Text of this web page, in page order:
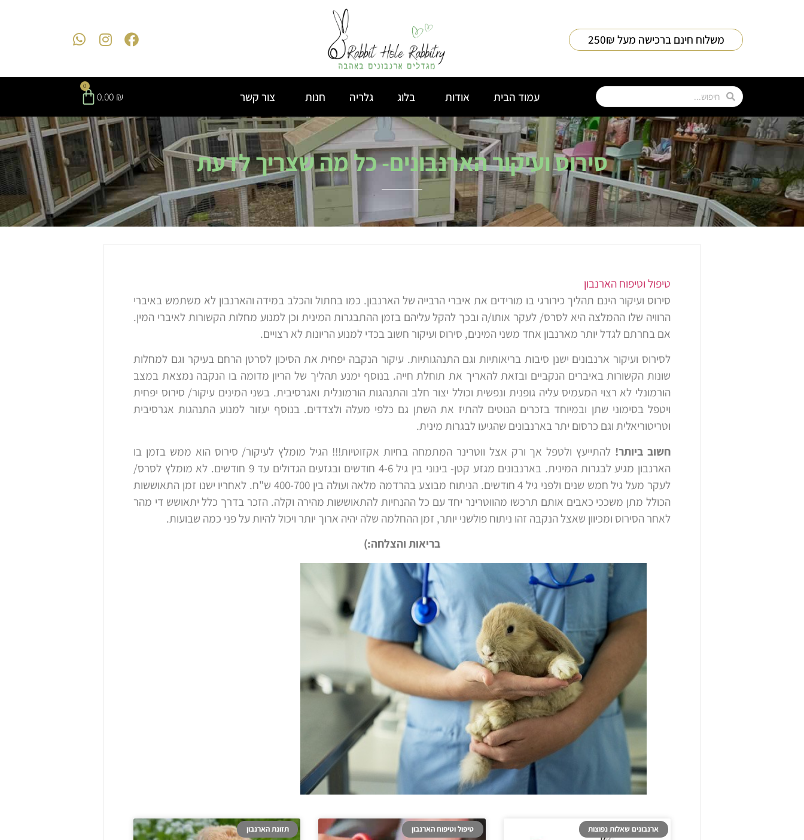
משלוח חינם ברכישה מעל 250₪
עמוד הבית אודות בלוג גלריה חנות צור קשר 0.00 ₪
0
סירוס ועיקור הארנבונים- כל מה שצריך לדעת
טיפול וטיפוח הארנבון
סירוס ועיקור הינם תהליך כירורגי בו מורידים את איברי הרבייה של הארנבון. כמו בחתול והכלב במידה והארנבון לא משתמש באיברי
הרוויה שלו ההמלצה היא לסרס/ לעקר אותו/ה ובכך להקל עליהם בזמן ההתבגרות המינית וכן למנוע מחלות הקשורות לאיברי המין.
אם בחרתם לגדל יותר מארנבון אחד משני המינים, סירוס ועיקור חשוב בכדי למנוע הריונות לא רצויים.
לסירוס ועיקור ארנבונים ישנן סיבות בריאותיות וגם התנהגותיות. עיקור הנקבה יפחית את הסיכון לסרטן הרחם בעיקר וגם למחלות
שונות הקשורות באיברים הנקביים ובזאת להאריך את תוחלת חייה. בנוסף ימנע תהליך של הריון מדומה בו הנקבה נמצאת במצב
הורמונלי לא רצוי המעמיס עליה גופנית ונפשית וכולל יצור חלב והתנהגות הורמונלית ואגרסיבית. בשני המינים עיקור/ סירוס יפחית
ויטפל בסימוני שתן ובמיוחד בזכרים הנוטים להתיז את השתן גם כלפי מעלה ולצדדים. בנוסף יעזור למנוע התנהגות אגרסיבית
וטריטוריאלית וגם כרסום יתר בארנבונים שהגיעו לבגרות מינית.
חשוב ביותר! להתייעץ ולטפל אך ורק אצל ווטרינר המתמחה בחיות אקזוטיות!!! הגיל מומלץ לעיקור/ סירוס הוא ממש בזמן בו
הארנבון מגיע לבגרות המינית. בארנבונים מגזע קטן- בינוני בין גיל 4-6 חודשים ובגזעים הגדולים עד 9 חודשים. לא מומלץ לסרס/
לעקר מעל גיל חמש שנים ולפני גיל 4 חודשים. הניתוח מבוצע בהרדמה מלאה ועולה בין 400-700 ש"ח. לאחריו ישנו זמן התאוששות
הכולל מתן משככי כאבים אותם תרכשו מהווטרינר יחד עם כל ההנחיות להתאוששות מהירה וקלה. הזכר בדרך כלל יתאושש די מהר
לאחר הסירוס ומכיוון שאצל הנקבה זהו ניתוח פולשני יותר, זמן ההחלמה שלה יהיה ארוך יותר ויכול להיות על פני כמה שבועות.
בריאות והצלחה:)
ארנבונים שאלות נפוצות טיפול וטיפוח הארנבון תזונת הארנבון